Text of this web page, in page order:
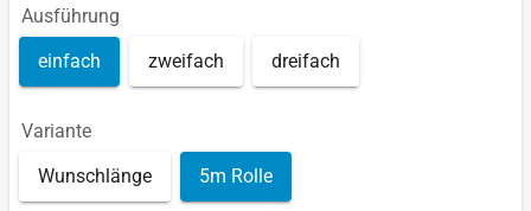
Ausführung
einfach zweifach dreifach
Variante
Wunschlänge 5m Rolle